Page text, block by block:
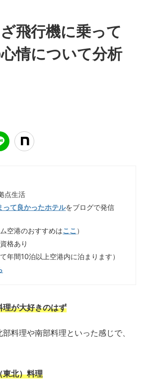
飛行機に乗って
情について分析
点生活
って良かったホテルをブログで発信
空港のおすすめはここ ）
格あり
て年間10泊以上空港内に泊まります）
が大好きのはず
料理や南部料理といった感じで、
東北）料理